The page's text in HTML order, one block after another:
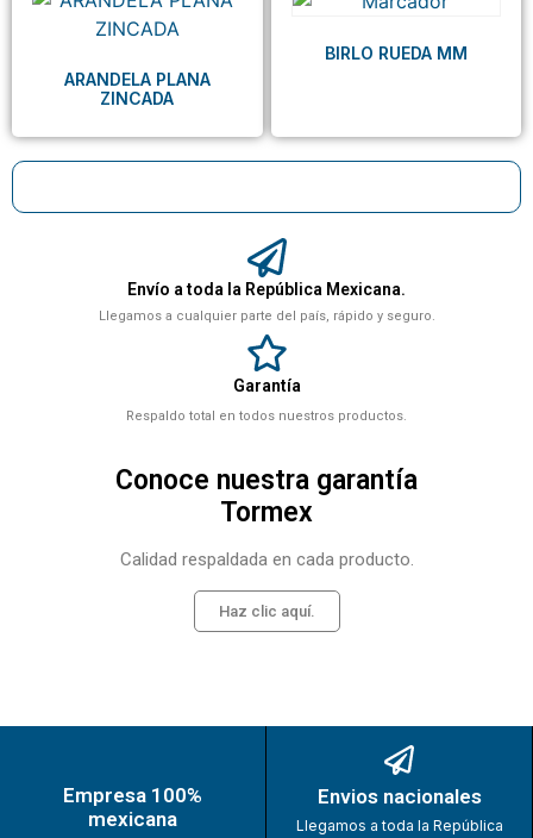
Envío a toda la República Mexicana.
Llegamos a cualquier parte del país, rápido y seguro.
Garantía
Respaldo total en todos nuestros productos.
Conoce nuestra garantía
Tormex
Calidad respaldada en cada producto.
Haz clic aquí.
ARANDELA PLANA
ZINCADA
BIRLO RUEDA MM
Empresa 100%
mexicana
Envios nacionales
Llegamos a toda la República